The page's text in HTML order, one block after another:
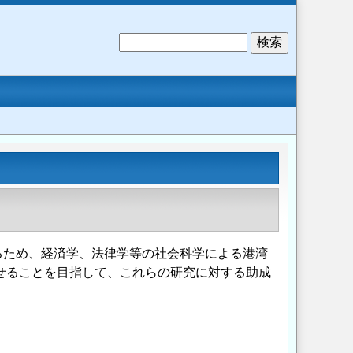
め、経済学、法律学等の社会科学による港湾
ことを目指して、これらの研究に対する助成